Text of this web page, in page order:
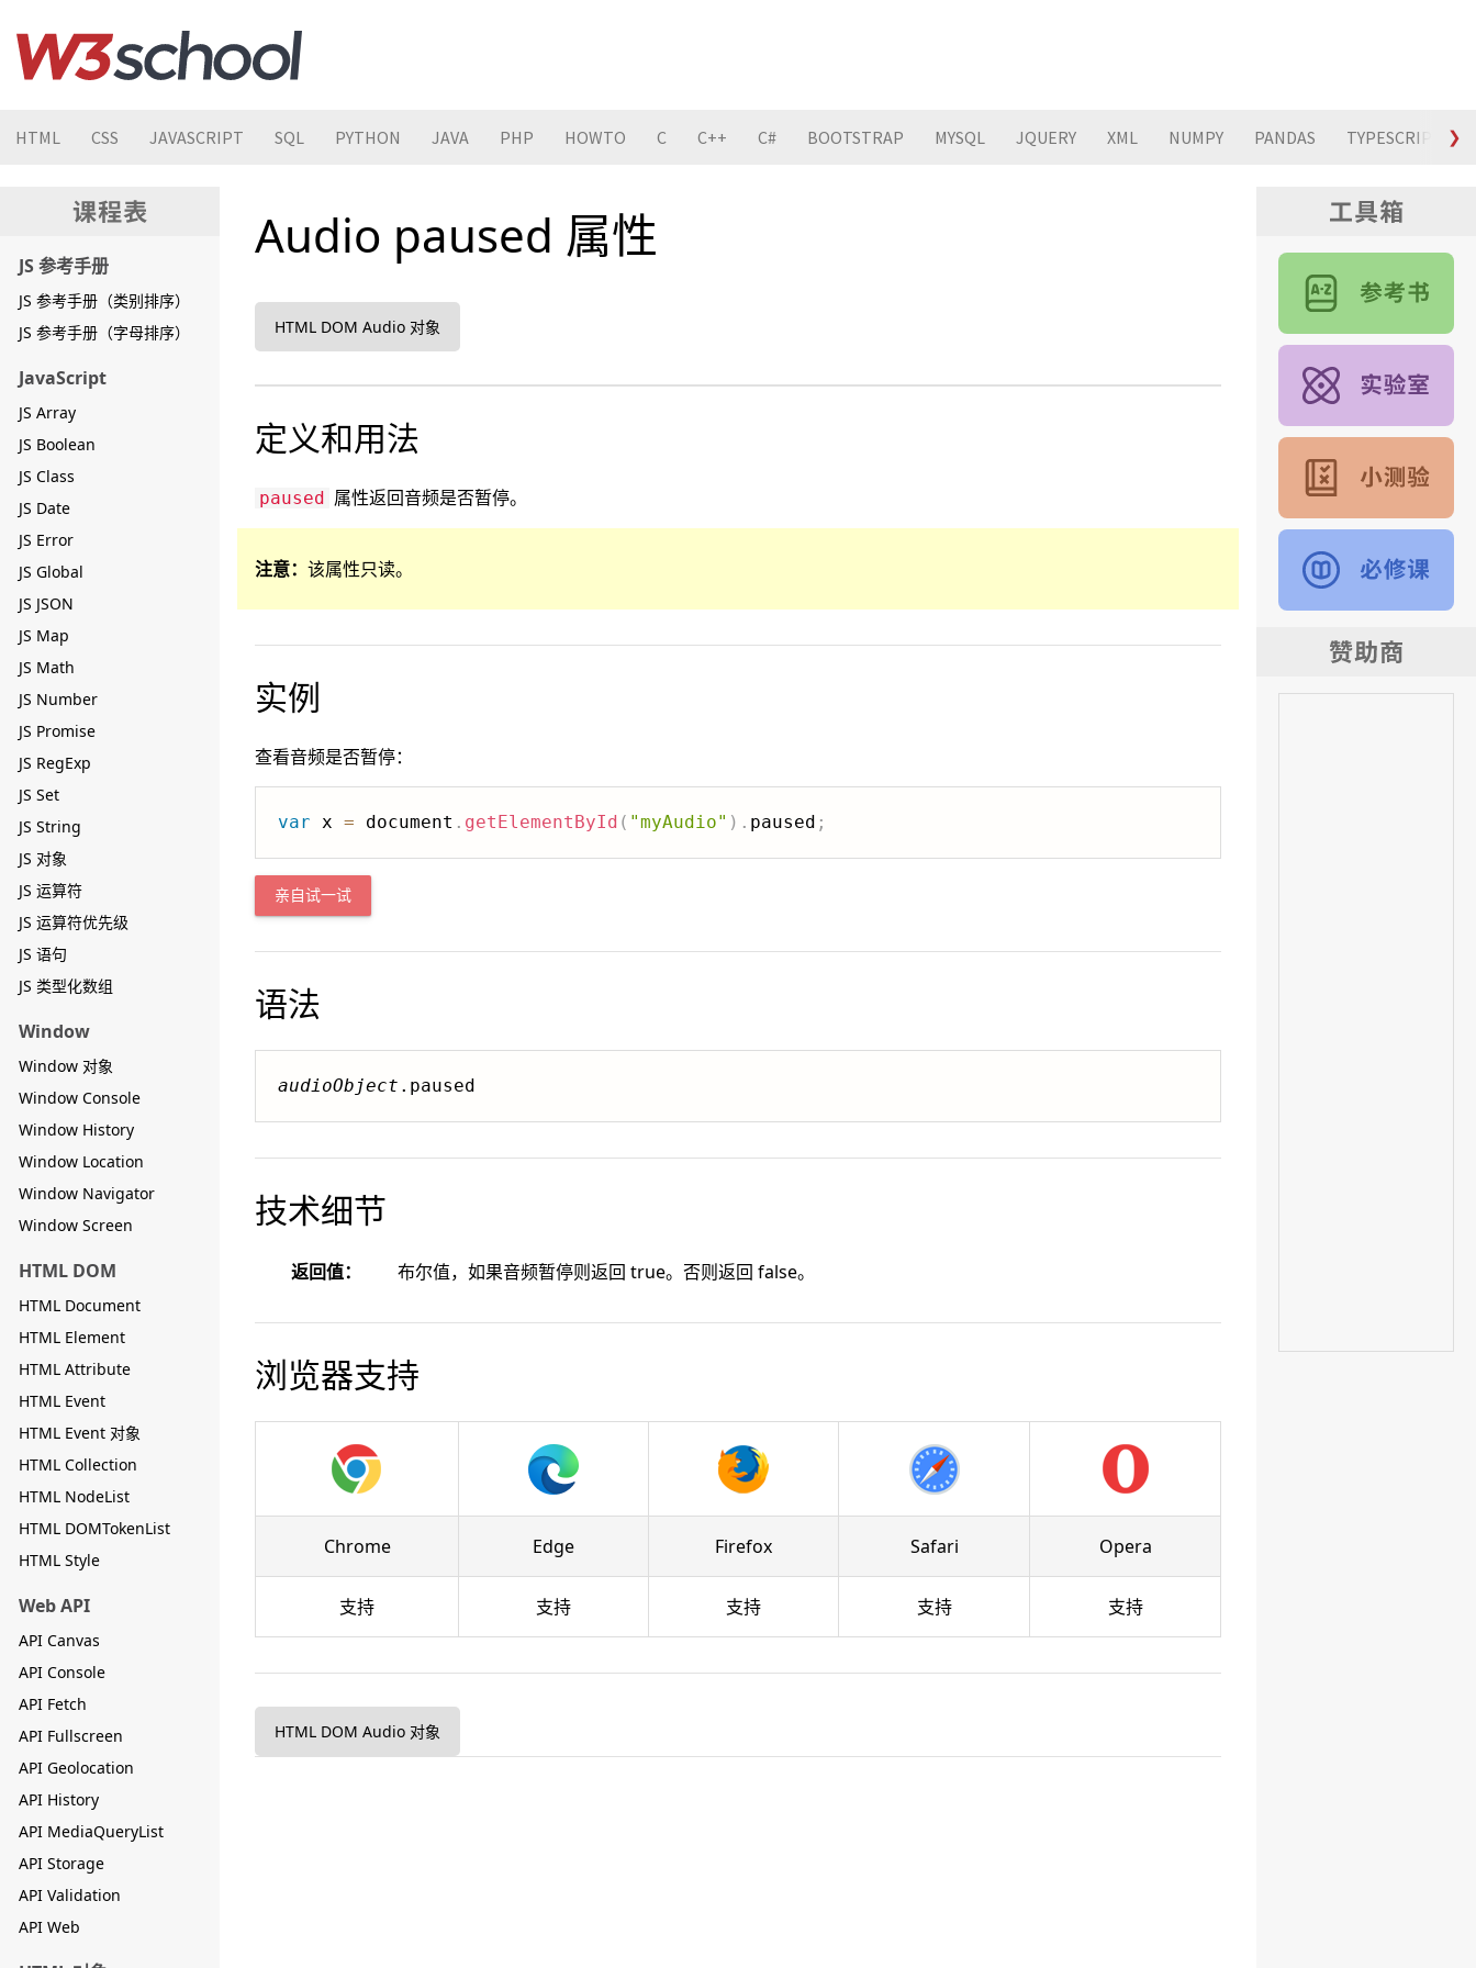
HTML CSS JAVASCRIPT SQL PYTHON JAVA PHP HOWTO C C++ C# BOOTSTRAP MYSQL JQUERY XML NUMPY PANDAS TYPESCRIPT ❯
JS 参考手册
JS 参考手册（类别排序）
JS 参考手册（字母排序）
JavaScript
JS Array
JS Boolean
JS Class
JS Date
JS Error
JS Global
JS JSON
JS Map
JS Math
JS Number
JS Promise
JS RegExp
JS Set
JS String
JS 对象
JS 运算符
JS 运算符优先级
JS 语句
JS 类型化数组
Window
Window 对象
Window Console
Window History
Window Location
Window Navigator
Window Screen
HTML DOM
HTML Document
HTML Element
HTML Attribute
HTML Event
HTML Event 对象
HTML Collection
HTML NodeList
HTML DOMTokenList
HTML Style
Web API
API Canvas
API Console
API Fetch
API Fullscreen
API Geolocation
API History
API MediaQueryList
API Storage
API Validation
API Web
Audio paused 属性
HTML DOM Audio 对象
定义和用法
paused 属性返回音频是否暂停。
注意： 该属性只读。
实例
查看音频是否暂停：
var x = document . getElementById ( "myAudio" ) . paused ;
亲自试一试
语法
audioObject .paused
技术细节
返回值： 布尔值，如果音频暂停则返回 true。否则返回 false。
浏览器支持
Chrome Edge Firefox Safari Opera
支持 支持 支持 支持 支持
HTML DOM Audio 对象